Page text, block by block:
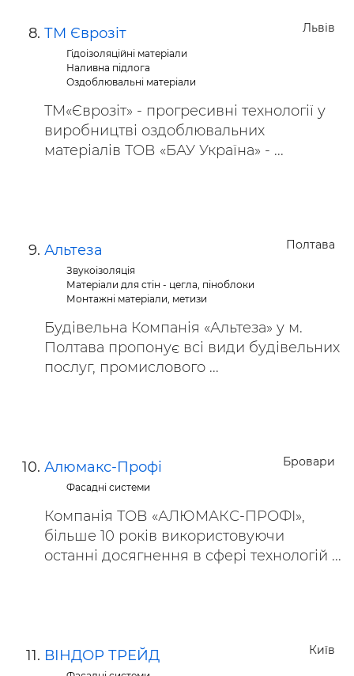
Львів
ТМ Єврозіт
Гідоізоляційні матеріали
Наливна підлога
Оздоблювальні матеріали
ТМ«Єврозіт» - прогресивні технології у
виробництві оздоблювальних
матеріалів ТОВ «БАУ Україна» - ...
Полтава
Альтеза
Звукоізоляція
Матеріали для стін - цегла, піноблоки
Монтажні матеріали, метизи
Будівельна Компанія «Альтеза» у м.
Полтава пропонує всі види будівельних
послуг, промислового ...
Бровари
Алюмакс-Профі
Фасадні системи
Компанія ТОВ «АЛЮМАКС-ПРОФІ»,
більше 10 років використовуючи
останні досягнення в сфері технологій ...
Київ
ВІНДОР ТРЕЙД